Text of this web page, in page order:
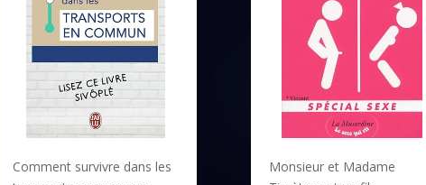
Comment survivre dans les
Monsieur et Madame